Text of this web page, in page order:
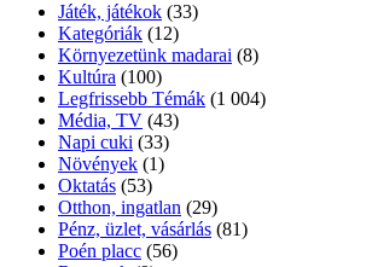
Játék, játékok (33)
Kategóriák (12)
Környezetünk madarai (8)
Kultúra (100)
Legfrissebb Témák (1 004)
Média, TV (43)
Napi cuki (33)
Növények (1)
Oktatás (53)
Otthon, ingatlan (29)
Pénz, üzlet, vásárlás (81)
Poén placc (56)